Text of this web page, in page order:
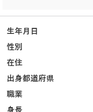
生年月日
性別
在住
出身都道府県
職業
身長